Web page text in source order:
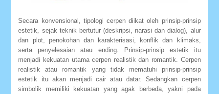
Secara konvensional, tipologi cerpen diikat oleh prinsip-prinsip
estetik, sejak teknik bertutur (deskripsi, narasi dan dialog), alur
dan plot, penokohan dan karakterisasi, konflik dan klimaks,
serta penyelesaian atau ending. Prinsip-prinsip estetik itu
menjadi kekuatan utama cerpen realistik dan romantik. Cerpen
realistik atau romantik yang tidak mematuhi prinsip-prinsip
estetik itu akan menjadi cair atau datar. Sedangkan cerpen
simbolik memiliki kekuatan yang agak berbeda, yakni pada